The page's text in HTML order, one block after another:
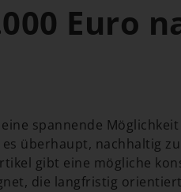
Euro
spannende
überhaupt, nachhaltig
gibt eine mögliche
die langfristig